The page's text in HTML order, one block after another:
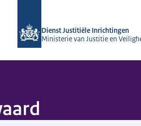
Dienst Justitiële Inrichtingen
Ministerie van Justitie en